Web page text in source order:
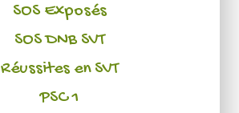
SOS Exposés
SOS DNB SVT
Réussites en SVT
PSC 1